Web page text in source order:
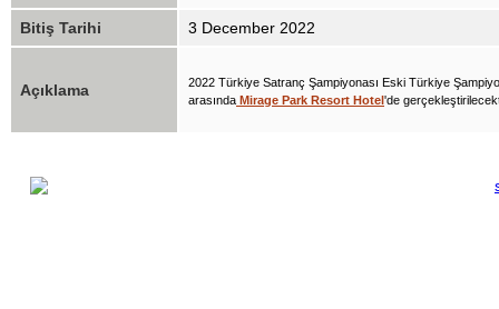
Bitiş Tarihi 3 December 2022
Açıklama
2022 Türkiye Satranç Şampiyonası Eski Türkiye
arasında Mirage Park Resort Hotel'de